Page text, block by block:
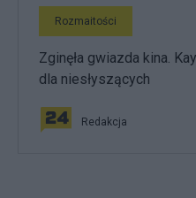
Rozmaitości
Zginęła gwiazda kina.
dla niesłyszących
Redakcja